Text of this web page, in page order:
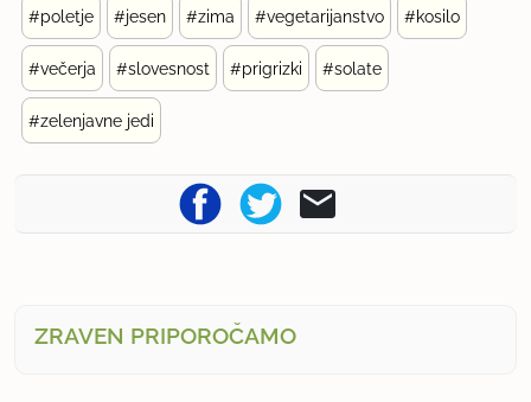
#poletje #jesen #zima #vegetarijanstvo #kosilo
#večerja #slovesnost #prigrizki #solate
#zelenjavne jedi
ZRAVEN PRIPOROČAMO